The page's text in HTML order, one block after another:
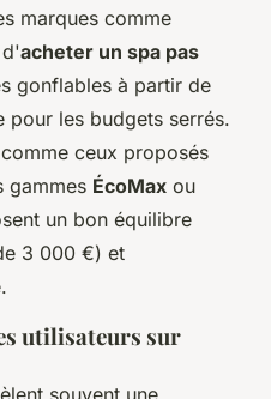
marques comme
acheter un spa pas
gonflables à partir de
pour les budgets serrés.
ceux proposés
gammes ÉcoMax ou
un bon équilibre
3 000 €) et
utilisateurs sur
souvent une